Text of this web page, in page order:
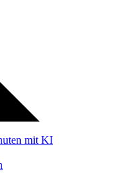
mit KI